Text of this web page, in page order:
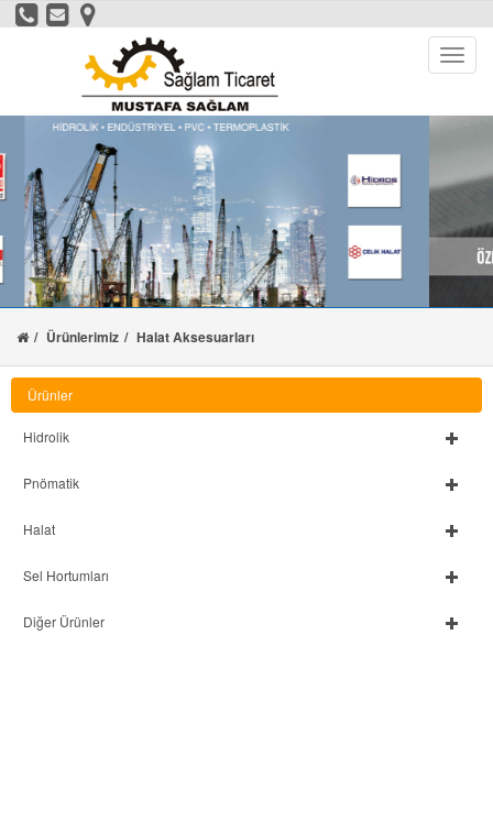
Ürünlerimiz Halat Aksesuarları
Ürünler
Hidrolik
Pnömatik
Halat
Sel Hortumları
Diğer Ürünler